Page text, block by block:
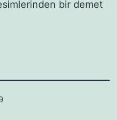
bir demet